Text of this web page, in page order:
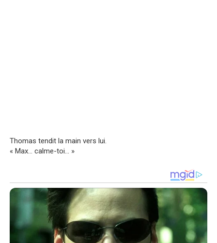
Thomas tendit la main vers lui.
« Max… calme-toi… »